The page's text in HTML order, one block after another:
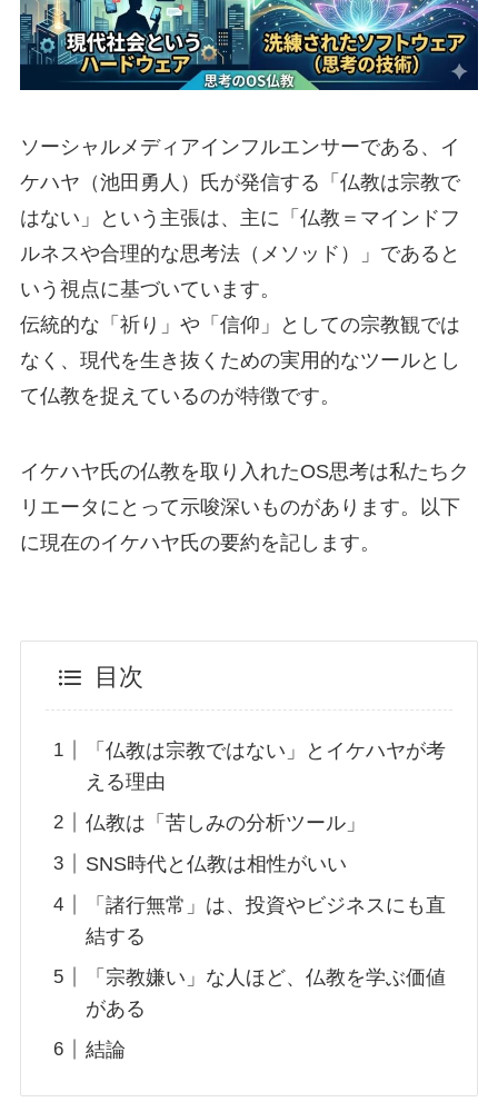
ソーシャルメディアインフルエンサーである、イ
ケハヤ（池田勇人）氏が発信する「仏教は宗教で
はない」という主張は、主に「仏教＝マインドフ
ルネスや合理的な思考法（メソッド）」であると
いう視点に基づいています。
伝統的な「祈り」や「信仰」としての宗教観では
なく、現代を生き抜くための実用的なツールとし
て仏教を捉えているのが特徴です。
イケハヤ氏の仏教を取り入れたOS思考は私たちク
リエータにとって示唆深いものがあります。以下
に現在のイケハヤ氏の要約を記します。
目次
「仏教は宗教ではない」とイケハヤが考
える理由
仏教は「苦しみの分析ツール」
SNS時代と仏教は相性がいい
「諸行無常」は、投資やビジネスにも直
結する
「宗教嫌い」な人ほど、仏教を学ぶ価値
がある
結論